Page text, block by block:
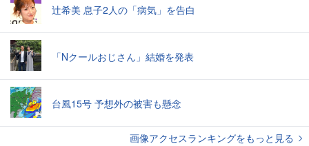
辻希美 息子2人の「病気」を告白
「Nクールおじさん」結婚を発表
台風15号 予想外の被害も懸念
画像アクセスランキングをもっと見る